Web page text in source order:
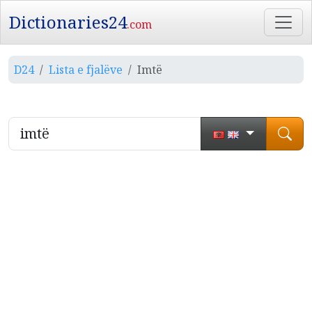
Dictionaries24.com
D24 Lista e fjalëve Imtë